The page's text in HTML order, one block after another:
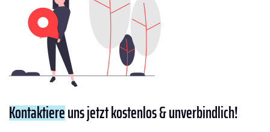
Kontaktiereuns jetzt kostenlos & unverbindlich!